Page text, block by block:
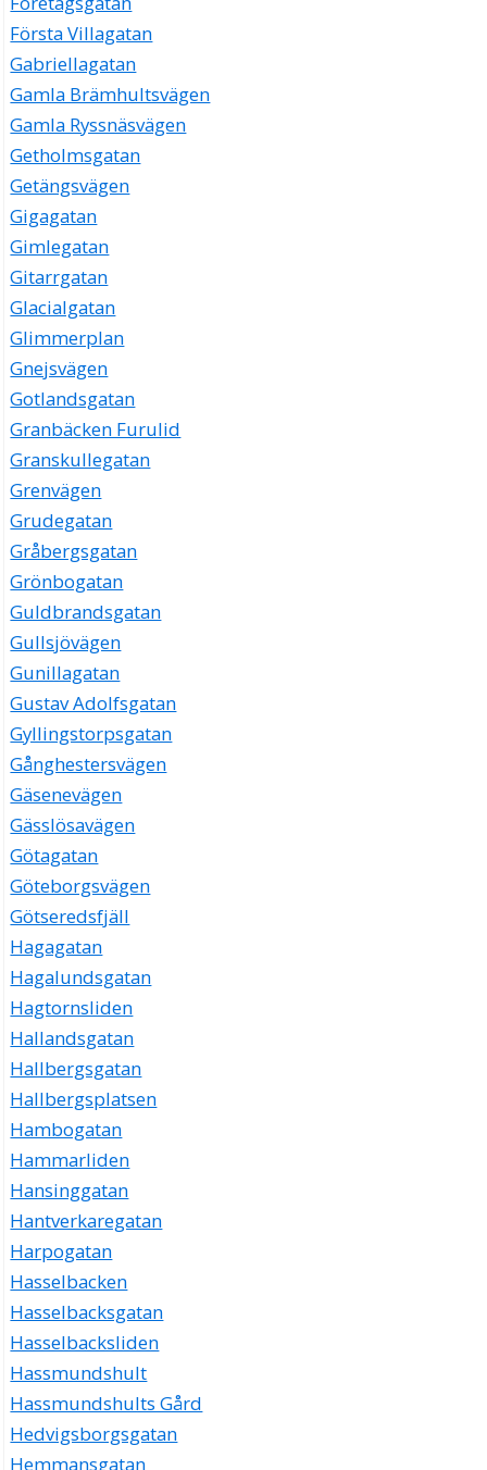
Första Villagatan
Gabriellagatan
Gamla Brämhultsvägen
Gamla Ryssnäsvägen
Getholmsgatan
Getängsvägen
Gigagatan
Gimlegatan
Gitarrgatan
Glacialgatan
Glimmerplan
Gnejsvägen
Gotlandsgatan
Granbäcken Furulid
Granskullegatan
Grenvägen
Grudegatan
Gråbergsgatan
Grönbogatan
Guldbrandsgatan
Gullsjövägen
Gunillagatan
Gustav Adolfsgatan
Gyllingstorpsgatan
Gånghestersvägen
Gäsenevägen
Gässlösavägen
Götagatan
Göteborgsvägen
Götseredsfjäll
Hagagatan
Hagalundsgatan
Hagtornsliden
Hallandsgatan
Hallbergsgatan
Hallbergsplatsen
Hambogatan
Hammarliden
Hansinggatan
Hantverkaregatan
Harpogatan
Hasselbacken
Hasselbacksgatan
Hasselbacksliden
Hassmundshult
Hassmundshults Gård
Hedvigsborgsgatan
Hemmansgatan